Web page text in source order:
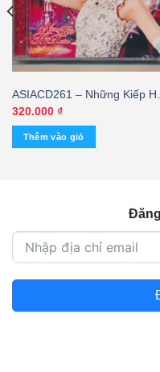
ASIACD261 – Những Kiếp
Xuân
320.000 ₫
Thêm vào giỏ